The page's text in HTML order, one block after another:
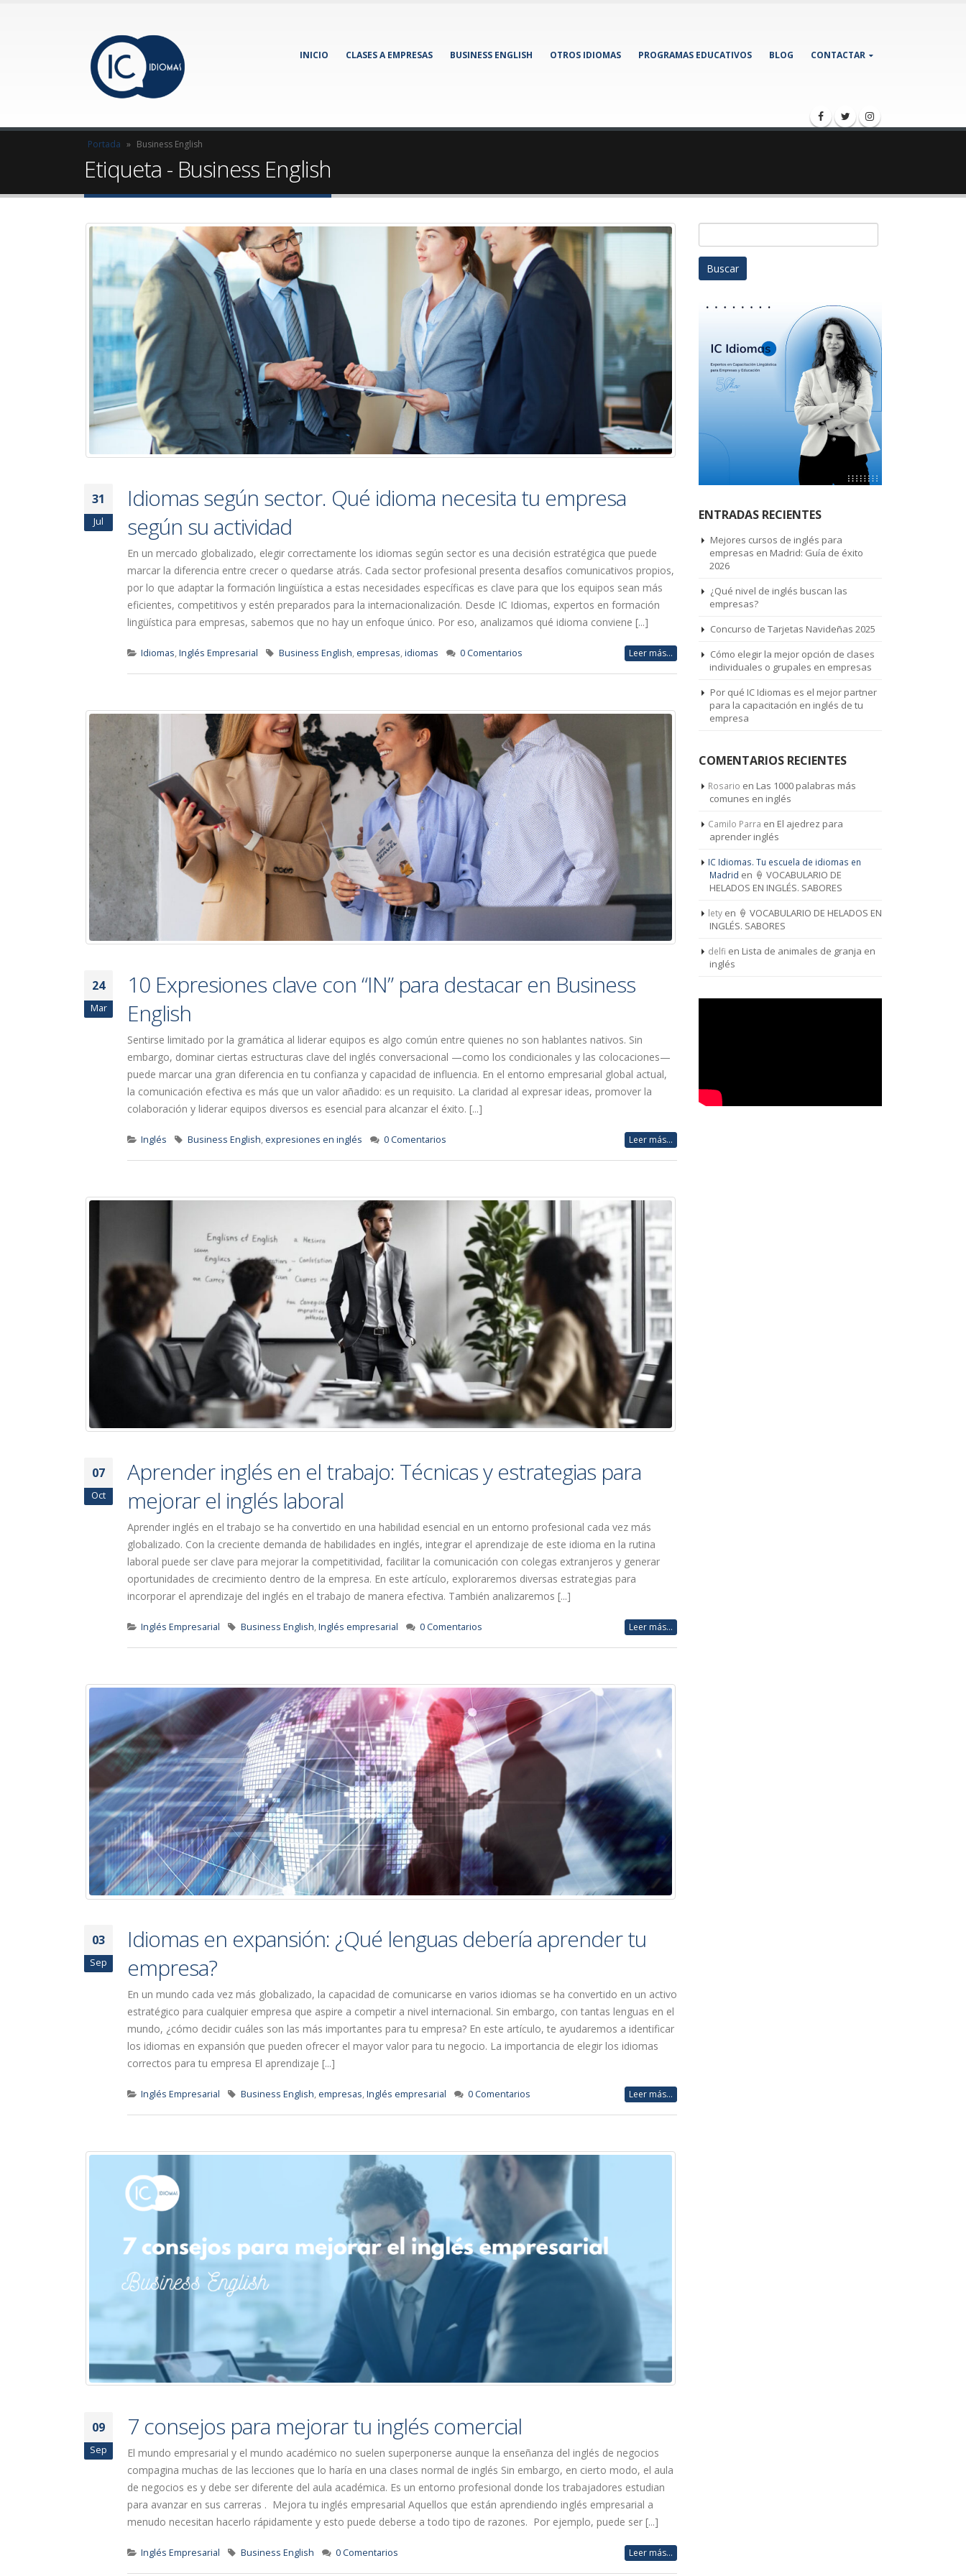
INICIO CLASES A EMPRESAS BUSINESS ENGLISH OTROS IDIOMAS PROGRAMAS EDUCATIVOS BLOG CONTACTAR
Portada » Business English
Etiqueta - Business English
31
Jul
Idiomas según sector. Qué idioma necesita tu empresa
según su actividad
En un mercado globalizado, elegir correctamente los idiomas según sector es una decisión estratégica que puede
marcar la diferencia entre crecer o quedarse atrás. Cada sector profesional presenta desafíos comunicativos propios,
por lo que adaptar la formación lingüística a estas necesidades específicas es clave para que los equipos sean más
eficientes, competitivos y estén preparados para la internacionalización. Desde IC Idiomas, expertos en formación
lingüística para empresas, sabemos que no hay un enfoque único. Por eso, analizamos qué idioma conviene [...]
Idiomas,Inglés Empresarial Business English, empresas,idiomas 0 Comentarios Leer más...
24
Mar
10 Expresiones clave con “IN” para destacar en Business
English
Sentirse limitado por la gramática al liderar equipos es algo común entre quienes no son hablantes nativos. Sin
embargo, dominar ciertas estructuras clave del inglés conversacional —como los condicionales y las colocaciones—
puede marcar una gran diferencia en tu confianza y capacidad de influencia. En el entorno empresarial global actual,
la comunicación efectiva es más que un valor añadido: es un requisito. La claridad al expresar ideas, promover la
colaboración y liderar equipos diversos es esencial para alcanzar el éxito. [...]
Inglés Business English, expresiones en inglés 0 Comentarios Leer más...
07
Oct
Aprender inglés en el trabajo: Técnicas y estrategias para
mejorar el inglés laboral
Aprender inglés en el trabajo se ha convertido en una habilidad esencial en un entorno profesional cada vez más
globalizado. Con la creciente demanda de habilidades en inglés, integrar el aprendizaje de este idioma en la rutina
laboral puede ser clave para mejorar la competitividad, facilitar la comunicación con colegas extranjeros y generar
oportunidades de crecimiento dentro de la empresa. En este artículo, exploraremos diversas estrategias para
incorporar el aprendizaje del inglés en el trabajo de manera efectiva. También analizaremos [...]
Inglés Empresarial Business English,Inglés empresarial 0 Comentarios Leer más...
03
Sep
Idiomas en expansión: ¿Qué lenguas debería aprender tu
empresa?
En un mundo cada vez más globalizado, la capacidad de comunicarse en varios idiomas se ha convertido en un activo
estratégico para cualquier empresa que aspire a competir a nivel internacional. Sin embargo, con tantas lenguas en el
mundo, ¿cómo decidir cuáles son las más importantes para tu empresa? En este artículo, te ayudaremos a identificar
los idiomas en expansión que pueden ofrecer el mayor valor para tu negocio. La importancia de elegir los idiomas
correctos para tu empresa El aprendizaje [...]
Inglés Empresarial Business English, empresas,Inglés empresarial 0 Comentarios Leer más...
09
Sep
7 consejos para mejorar tu inglés comercial
El mundo empresarial y el mundo académico no suelen superponerse aunque la enseñanza del inglés de negocios
compagina muchas de las lecciones que lo haría en una clases normal de inglés Sin embargo, en cierto modo, el aula
de negocios es y debe ser diferente del aula académica. Es un entorno profesional donde los trabajadores estudian
para avanzar en sus carreras . Mejora tu inglés empresarial Aquellos que están aprendiendo inglés empresarial a
menudo necesitan hacerlo rápidamente y esto puede deberse a todo tipo de razones. Por ejemplo, puede ser [...]
Inglés Empresarial Business English 0 Comentarios Leer más...
ENTRADAS RECIENTES
Mejores cursos de inglés para
empresas en Madrid: Guía de éxito
2026
¿Qué nivel de inglés buscan las
empresas?
Concurso de Tarjetas Navideñas 2025
Cómo elegir la mejor opción de clases
individuales o grupales en empresas
Por qué IC Idiomas es el mejor partner
para la capacitación en inglés de tu
empresa
COMENTARIOS RECIENTES
Rosario en Las 1000 palabras más
comunes en inglés
Camilo Parra en El ajedrez para
aprender inglés
IC Idiomas. Tu escuela de idiomas en
Madrid en 🍦 VOCABULARIO DE
HELADOS EN INGLÉS. SABORES
lety en 🍦 VOCABULARIO DE HELADOS EN
INGLÉS. SABORES
delfi en Lista de animales de granja en
inglés